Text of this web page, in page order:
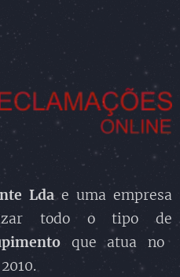
Ldae uma empresa
todo o tipo de
que atua no